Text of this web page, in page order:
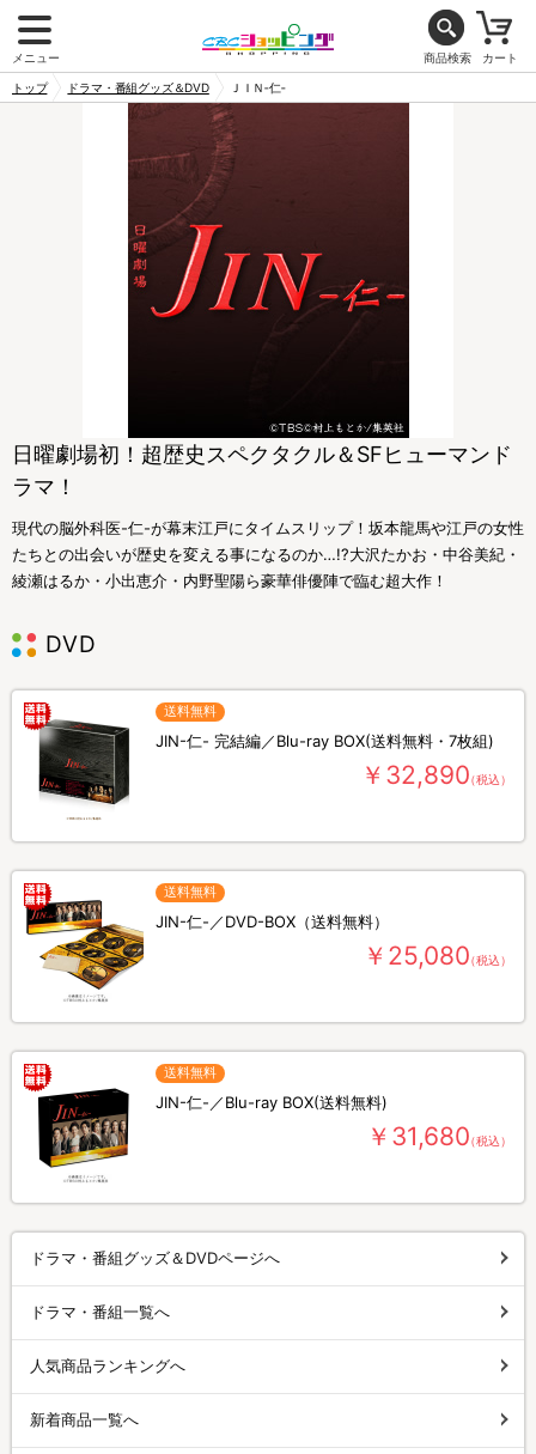
メニュー 商品検索 カート
トップ ドラマ・番組グッズ＆DVD ＪＩＮ‐仁‐
日曜劇場初！超歴史スペクタクル＆SFヒューマンド
ラマ！
現代の脳外科医-仁-が幕末江戸にタイムスリップ！坂本龍馬や江戸の女性
たちとの出会いが歴史を変える事になるのか…!?大沢たかお・中谷美紀・
綾瀬はるか・小出恵介・内野聖陽ら豪華俳優陣で臨む超大作！
DVD
送料無料
JIN-仁- 完結編／Blu-ray BOX(送料無料・7枚組)
￥32,890（税込）
送料無料
JIN-仁-／DVD-BOX（送料無料）
￥25,080（税込）
送料無料
JIN-仁-／Blu-ray BOX(送料無料)
￥31,680（税込）
ドラマ・番組グッズ＆DVDページへ
ドラマ・番組一覧へ
人気商品ランキングへ
新着商品一覧へ